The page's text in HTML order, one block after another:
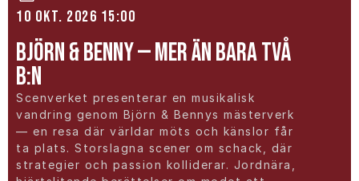
Scenverket presenterar en musikalisk
vandring genom Björn & Bennys mästerverk
— en resa där världar möts och känslor får
ta plats. Storslagna scener om schack, där
strategier och passion kolliderar. Jordnära,
Björn & Benny — Mer än bara två
B:n
10 okt. 2026 15:00